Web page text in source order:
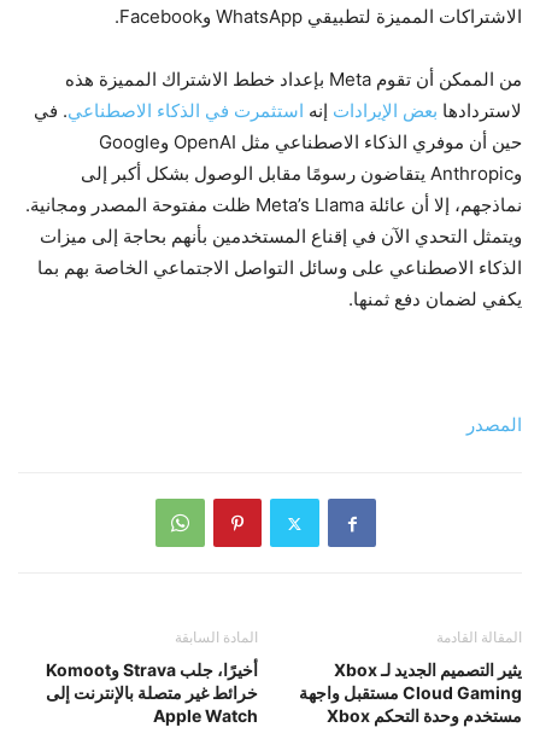
الاشتراكات المميزة لتطبيقي WhatsApp وFacebook.
من الممكن أن تقوم Meta بإعداد خطط الاشتراك المميزة هذه
لاستردادها بعض الإيرادات إنه استثمرت في الذكاء الاصطناعي. في
حين أن موفري الذكاء الاصطناعي مثل OpenAI وGoogle
وAnthropic يتقاضون رسومًا مقابل الوصول بشكل أكبر إلى
نماذجهم، إلا أن عائلة Meta’s Llama ظلت مفتوحة المصدر ومجانية.
ويتمثل التحدي الآن في إقناع المستخدمين بأنهم بحاجة إلى ميزات
الذكاء الاصطناعي على وسائل التواصل الاجتماعي الخاصة بهم بما
يكفي لضمان دفع ثمنها.
المصدر
المادة السابقة
أخيرًا، جلب Strava وKomoot
خرائط غير متصلة بالإنترنت إلى
Apple Watch
المقالة القادمة
يثير التصميم الجديد لـ Xbox
Cloud Gaming مستقبل واجهة
مستخدم وحدة التحكم Xbox